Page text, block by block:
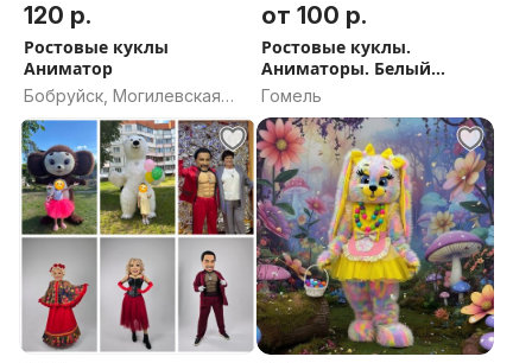
120 р.
Ростовые куклы
Аниматор
Бобруйск, Могилевская
область
от 100 р.
Ростовые куклы.
Аниматоры. Белый
медведь. Крысы.
Гомель